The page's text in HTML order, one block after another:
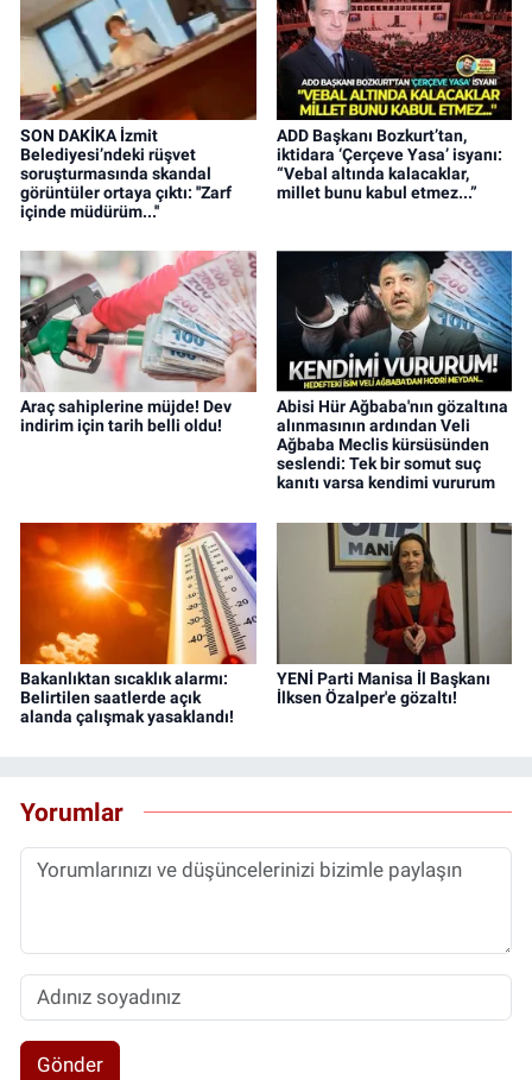
SON DAKİKA İzmit
Belediyesi’ndeki rüşvet
soruşturmasında skandal
görüntüler ortaya çıktı: ''Zarf
içinde müdürüm...''
ADD Başkanı Bozkurt’tan,
iktidara ‘Çerçeve Yasa’ isyanı:
“Vebal altında kalacaklar,
millet bunu kabul etmez...”
Araç sahiplerine müjde! Dev
indirim için tarih belli oldu!
Abisi Hür Ağbaba'nın gözaltına
alınmasının ardından Veli
Ağbaba Meclis kürsüsünden
seslendi: Tek bir somut suç
kanıtı varsa kendimi vururum
Bakanlıktan sıcaklık alarmı:
Belirtilen saatlerde açık
alanda çalışmak yasaklandı!
YENİ Parti Manisa İl Başkanı
İlksen Özalper'e gözaltı!
Yorumlar
Gönder